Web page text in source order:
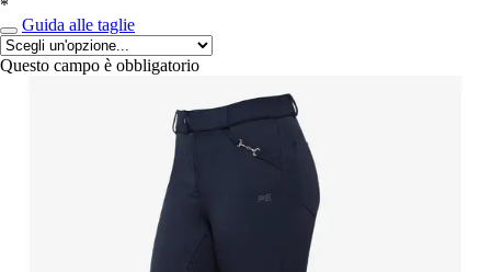
*
Guida alle taglie
Questo campo è obbligatorio